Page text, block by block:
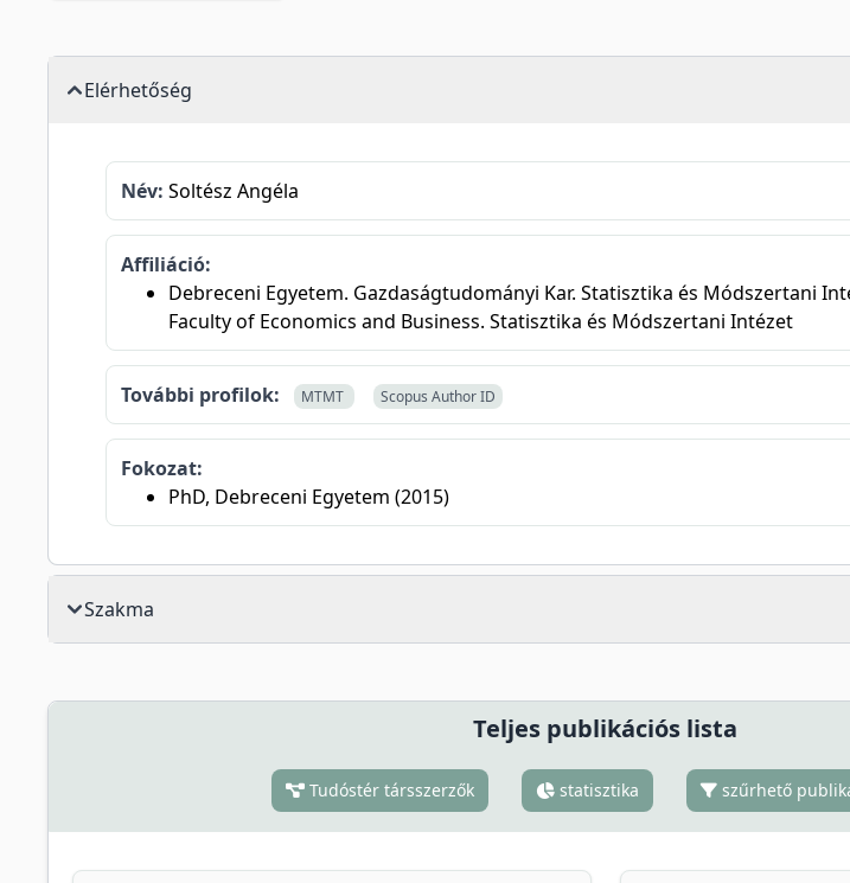
Elérhetőség
Név: Soltész Angéla
Affiliáció:
Debreceni Egyetem. Gazdaságtudományi Kar. Statisztika és Módszertani
Faculty of Economics and Business. Statisztika és Módszertani Intézet
További profilok: MTMT Scopus Author ID
Fokozat:
PhD, Debreceni Egyetem (2015)
Szakma
Teljes publikációs lista
Tudóstér társszerzők statisztika szűrhető